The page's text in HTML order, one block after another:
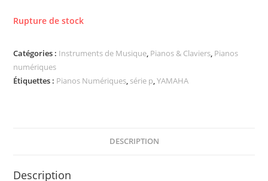
Rupture de stock
Catégories : Instruments de Musique, Pianos & Claviers, Pianos
numériques
Étiquettes : Pia­nos Nu­mé­riques, série p,YAMAHA
DESCRIPTION
Description